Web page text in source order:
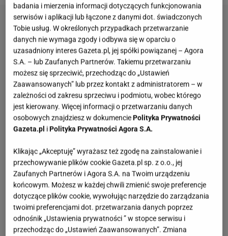
badania i mierzenia informacji dotyczących funkcjonowania
serwisów i aplikacji lub łączone z danymi dot. świadczonych
Tobie usług. W określonych przypadkach przetwarzanie
danych nie wymaga zgody i odbywa się w oparciu o
uzasadniony interes Gazeta.pl, jej spółki powiązanej – Agora
S.A. – lub Zaufanych Partnerów. Takiemu przetwarzaniu
możesz się sprzeciwić, przechodząc do „Ustawień
Zaawansowanych” lub przez kontakt z administratorem – w
zależności od zakresu sprzeciwu i podmiotu, wobec którego
jest kierowany. Więcej informacji o przetwarzaniu danych
osobowych znajdziesz w dokumencie Polityka Prywatności
Gazeta.pl i Polityka Prywatności Agora S.A.
Klikając „Akceptuję” wyrażasz też zgodę na zainstalowanie i
przechowywanie plików cookie Gazeta.pl sp. z o.o., jej
Zaufanych Partnerów i Agora S.A. na Twoim urządzeniu
końcowym. Możesz w każdej chwili zmienić swoje preferencje
dotyczące plików cookie, wywołując narzędzie do zarządzania
twoimi preferencjami dot. przetwarzania danych poprzez
odnośnik „Ustawienia prywatności ” w stopce serwisu i
przechodząc do „Ustawień Zaawansowanych”. Zmiana